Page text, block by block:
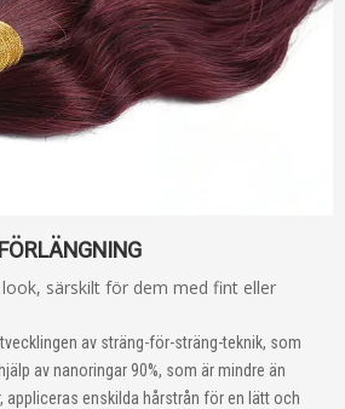
särskilt för dem med fint eller
av sträng-för-sträng-teknik, som
av nanoringar 90%, som är mindre än
appliceras enskilda hårstrån för en lätt och